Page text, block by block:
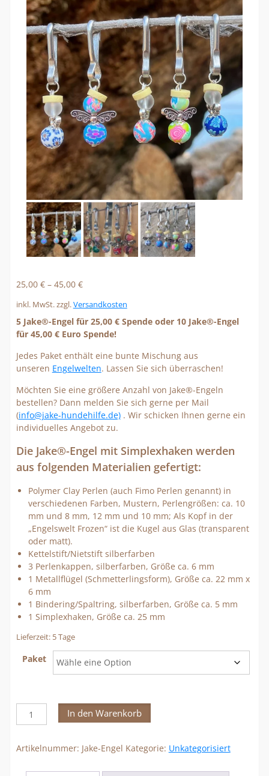
25,00 €– 45,00 €
inkl. MwSt.zzgl.Versandkosten
5 Jake®-Engel für 25,00 € Spende oder 10 Jake®-Engel
für 45,00 € Euro Spende!
Jedes Paket enthält eine bunte Mischung aus
unseren Engelwelten. Lassen Sie sich überraschen!
Möchten Sie eine größere Anzahl von Jake®-Engeln
bestellen? Dann melden Sie sich gerne per Mail
(info@jake-hundehilfe.de). Wir schicken Ihnen gerne ein
individuelles Angebot zu.
Die Jake®-Engel mit Simplexhaken werden
aus folgenden Materialien gefertigt:
Polymer Clay Perlen (auch Fimo Perlen genannt) in
verschiedenen Farben, Mustern, Perlengrößen: ca. 10
mm und 8 mm, 12 mm und 10 mm; Als Kopf in der
„Engelswelt Frozen“ ist die Kugel aus Glas (transparent
oder matt).
Kettelstift/Nietstift silberfarben
3 Perlenkappen, silberfarben, Größe ca. 6 mm
1 Metallflügel (Schmetterlingsform), Größe ca. 22 mm x
6 mm
1 Bindering/Spaltring, silberfarben, Größe ca. 5 mm
1 Simplexhaken, Größe ca. 25 mm
Lieferzeit: 5 Tage
Paket
Jake-
Engel
In den Warenkorb
Artikelnummer: Jake-Engel Kategorie: Unkategorisiert